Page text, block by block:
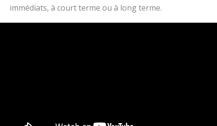
immédiats, à court terme ou à long terme.